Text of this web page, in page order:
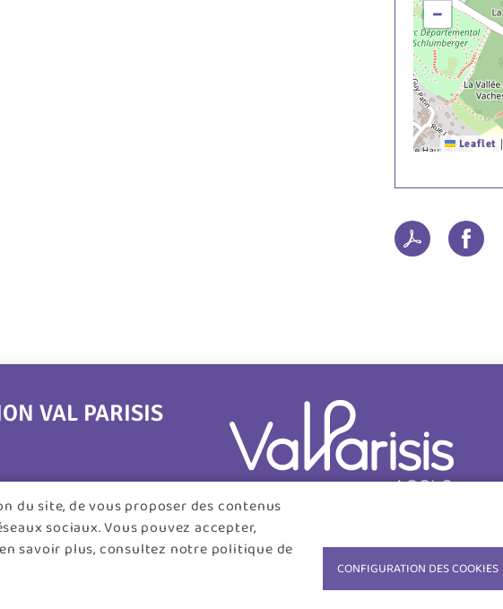
−
Leaflet |
du site, de vous proposer des contenus
sociaux. Vous pouvez accepter,
savoir plus, consultez notre politique de
CONFIGURATION DES COOKIES
VAL PARISIS